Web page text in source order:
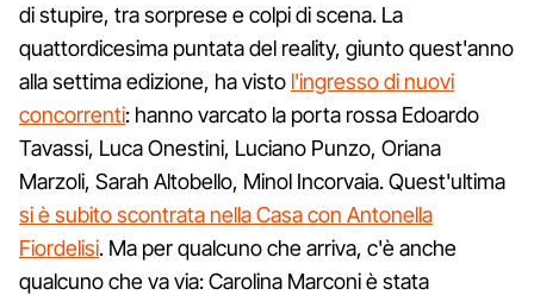
di stupire, tra sorprese e colpi di scena. La
quattordicesima puntata del reality, giunto quest'anno
alla settima edizione, ha visto l'ingresso di nuovi
concorrenti: hanno varcato la porta rossa Edoardo
Tavassi, Luca Onestini, Luciano Punzo, Oriana
Marzoli, Sarah Altobello, Minol Incorvaia. Quest'ultima
si è subito scontrata nella Casa con Antonella
Fiordelisi. Ma per qualcuno che arriva, c'è anche
qualcuno che va via: Carolina Marconi è stata